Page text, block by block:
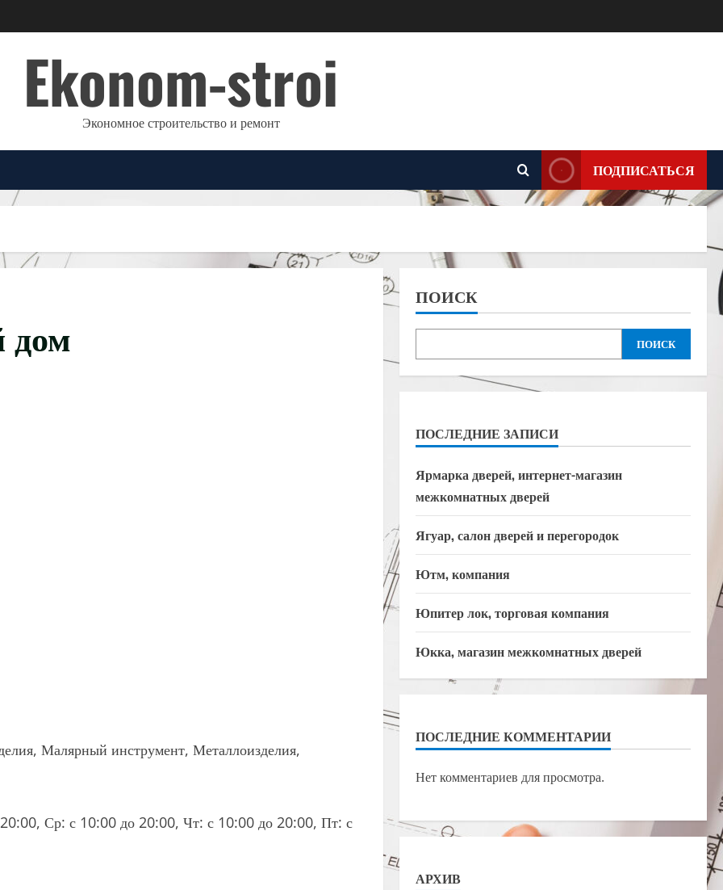
Ekonom-stroi
Экономное строительство и ремонт
ПОДПИСАТЬСЯ
дом
Малярный инструмент, Металлоизделия,
Ср: с 10:00 до 20:00, Чт: с 10:00 до 20:00, Пт: с
ПОИСК
ПОИСК
ПОСЛЕДНИЕ ЗАПИСИ
Ярмарка дверей, интернет-магазин
межкомнатных дверей
Ягуар, салон дверей и перегородок
Ютм, компания
Юпитер лок, торговая компания
Юкка, магазин межкомнатных дверей
ПОСЛЕДНИЕ КОММЕНТАРИИ
Нет комментариев для просмотра.
АРХИВ